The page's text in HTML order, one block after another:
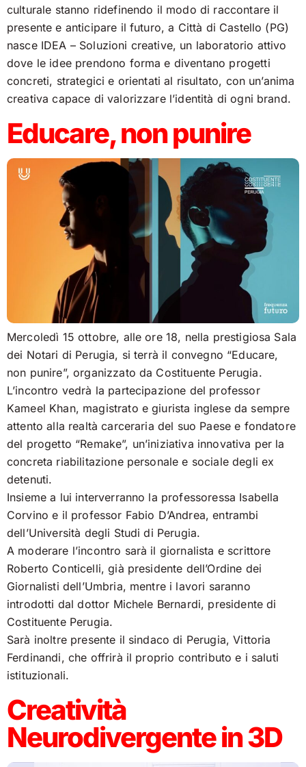
culturale stanno ridefinendo il modo di raccontare il
presente e anticipare il futuro, a Città di Castello (PG)
nasce IDEA – Soluzioni creative, un laboratorio attivo
dove le idee prendono forma e diventano progetti
concreti, strategici e orientati al risultato, con un’anima
creativa capace di valorizzare l’identità di ogni brand.
Educare, non punire
Mercoledì 15 ottobre, alle ore 18, nella prestigiosa Sala
dei Notari di Perugia, si terrà il convegno “Educare,
non punire”, organizzato da Costituente Perugia.
L’incontro vedrà la partecipazione del professor
Kameel Khan, magistrato e giurista inglese da sempre
attento alla realtà carceraria del suo Paese e fondatore
del progetto “Remake”, un’iniziativa innovativa per la
concreta riabilitazione personale e sociale degli ex
detenuti.
Insieme a lui interverranno la professoressa Isabella
Corvino e il professor Fabio D’Andrea, entrambi
dell’Università degli Studi di Perugia.
A moderare l’incontro sarà il giornalista e scrittore
Roberto Conticelli, già presidente dell’Ordine dei
Giornalisti dell’Umbria, mentre i lavori saranno
introdotti dal dottor Michele Bernardi, presidente di
Costituente Perugia.
Sarà inoltre presente il sindaco di Perugia, Vittoria
Ferdinandi, che offrirà il proprio contributo e i saluti
istituzionali.
Creatività
Neurodivergente in 3D